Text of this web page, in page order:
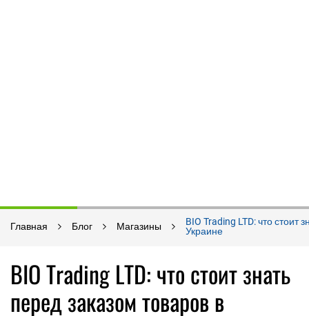
Главная Блог Магазины
BIO Trading LTD: что стоит
Украине
BIO Trading LTD: что стоит знать
перед заказом товаров в